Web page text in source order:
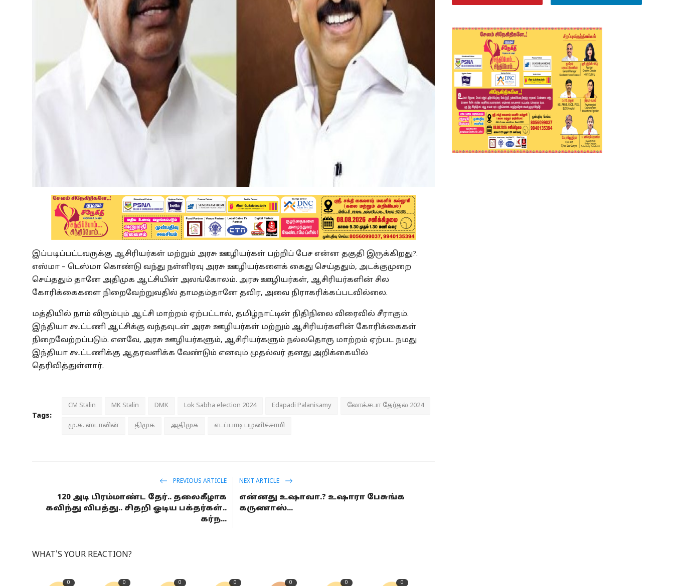
இப்படிப்பட்டவருக்கு ஆசிரியர்கள் மற்றும் அரசு ஊழியர்கள் பற்றிப் பேச என்ன தகுதி இருக்கிறது?.
எஸ்மா – டெஸ்மா கொண்டு வந்து நள்ளிரவு அரசு ஊழியர்களைக் கைது செய்ததும், அடக்குமுறை
செய்ததும் தானே அதிமுக ஆட்சியின் அலங்கோலம். அரசு ஊழியர்கள், ஆசிரியர்களின் சில
கோரிக்கைகளை நிறைவேற்றுவதில் தாமதம்தானே தவிர, அவை நிராகரிக்கப்படவில்லை.
மத்தியில் நாம் விரும்பும் ஆட்சி மாற்றம் ஏற்பட்டால், தமிழ்நாட்டின் நிதிநிலை விரைவில் சீராகும்.
இந்தியா கூட்டணி ஆட்சிக்கு வந்தவுடன் அரசு ஊழியர்கள் மற்றும் ஆசிரியர்களின் கோரிக்கைகள்
நிறைவேற்றப்படும். எனவே, அரசு ஊழியர்களும், ஆசிரியர்களும் நல்லதொரு மாற்றம் ஏற்பட நமது
இந்தியா கூட்டணிக்கு ஆதரவளிக்க வேண்டும் எனவும் முதல்வர் தனது அறிக்கையில்
தெரிவித்துள்ளார்.
Tags:
CM Stalin MK Stalin DMK Lok Sabha election 2024 Edapadi Palanisamy லோக்சபா தேர்தல் 2024
மு.க. ஸ்டாலின் திமுக அதிமுக எடப்பாடி பழனிச்சாமி
PREVIOUS ARTICLE
120 அடி பிரம்மாண்ட தேர்.. தலைகீழாக
கவிந்து விபத்து.. சிதறி ஓடிய பக்தர்கள்..
கர்ந...
NEXT ARTICLE
என்னது உஷாவா.? உஷாரா பேசுங்க
கருணாஸ்...
WHAT'S YOUR REACTION?
0 0 0 0 0 0 0